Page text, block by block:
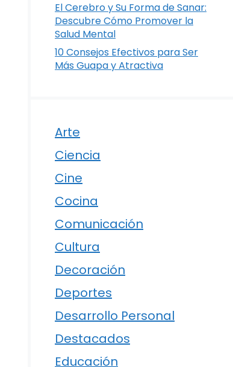
El Cerebro y Su Forma de Sanar:
Descubre Cómo Promover la
Salud Mental
10 Consejos Efectivos para Ser
Más Guapa y Atractiva
Arte
Ciencia
Cine
Cocina
Comunicación
Cultura
Decoración
Deportes
Desarrollo Personal
Destacados
Educación